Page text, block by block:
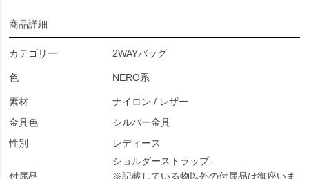
商品詳細
カテゴリー 2WAYバッグ
色 NERO系
素材
ナイロン / レザー
金具色
シルバー金具
性別
レディース
付属品
ショルダーストラップ-
※記載している物以外の付属品は御座いま